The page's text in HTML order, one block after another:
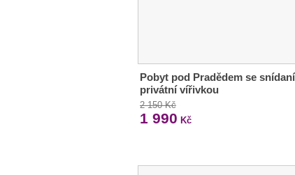
Pobyt pod Pradědem se
privátní vířivkou
2 150 Kč
1 990 Kč